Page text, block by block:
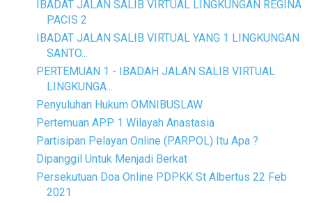
IBADAT JALAN SALIB VIRTUAL LINGKUNGAN REGINA
PACIS 2
IBADAT JALAN SALIB VIRTUAL YANG 1 LINGKUNGAN
SANTO...
PERTEMUAN 1 - IBADAH JALAN SALIB VIRTUAL
LINGKUNGA...
Penyuluhan Hukum OMNIBUSLAW
Pertemuan APP 1 Wilayah Anastasia
Partisipan Pelayan Online (PARPOL) Itu Apa ?
Dipanggil Untuk Menjadi Berkat
Persekutuan Doa Online PDPKK St Albertus 22 Feb
2021